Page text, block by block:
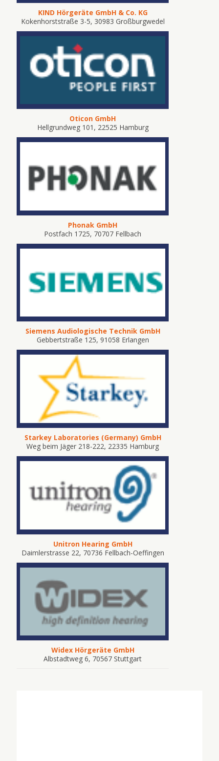
KIND Hörgeräte GmbH & Co. KG
Kokenhorststraße 3-5, 30983 Großburgwedel
Oticon GmbH
Hellgrundweg 101, 22525 Hamburg
Phonak GmbH
Postfach 1725, 70707 Fellbach
Siemens Audiologische Technik GmbH
Gebbertstraße 125, 91058 Erlangen
Starkey Laboratories (Germany) GmbH
Weg beim Jäger 218-222, 22335 Hamburg
Unitron Hearing GmbH
Daimlerstrasse 22, 70736 Fellbach-Oeffingen
Widex Hörgeräte GmbH
Albstadtweg 6, 70567 Stuttgart